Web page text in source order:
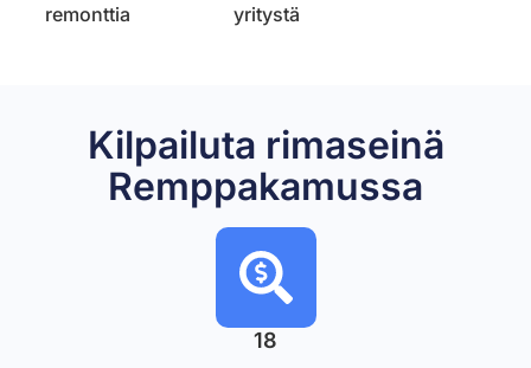
remonttia
yritystä
Kilpailuta rimaseinä
Remppakamussa
18